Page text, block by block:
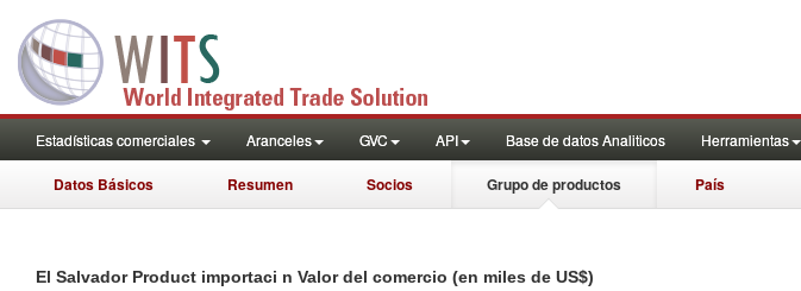
Estadísticas comerciales Aranceles GVC API Base de datos Analiticos Herramientas
Datos Básicos Resumen Socios Grupo de productos País
El Salvador Product importaci n Valor del comercio (en miles de US$)